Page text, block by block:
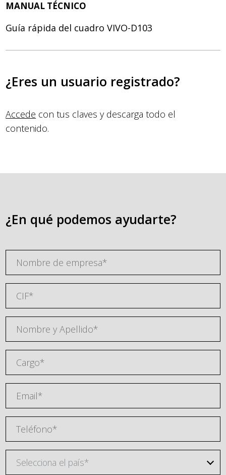
MANUAL TÉCNICO
Guía rápida del cuadro VIVO-D103
¿Eres un usuario registrado?
Accede con tus claves y descarga todo el
contenido.
¿En qué podemos ayudarte?
Selecciona el país*